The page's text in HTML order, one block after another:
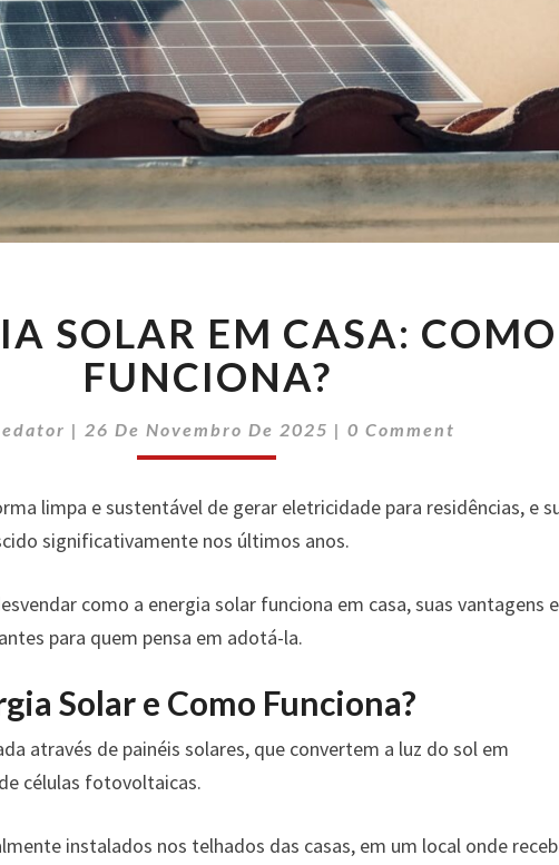
SOLAR
EM
CASA:
FUNCIONA?
SOLAR EM CASA: COMO
FUNCIONA?
| 26 De Novembro De 2025 | Comments
0 Comment
limpa e sustentável de gerar eletricidade para residências, e
significativamente nos últimos anos.
como a energia solar funciona em casa, suas vantagens e
para quem pensa em adotá-la.
Solar e Como Funciona?
através de painéis solares, que convertem a luz do sol em
células fotovoltaicas.
instalados nos telhados das casas, em um local onde